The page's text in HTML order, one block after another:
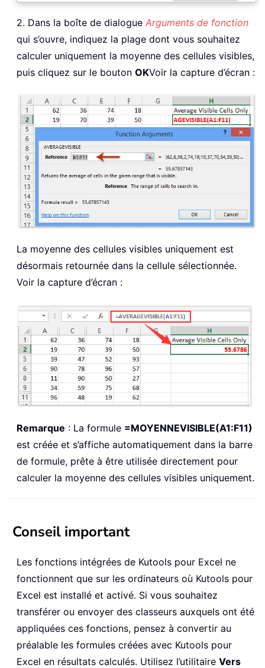
2. Dans la boîte de dialogue Arguments de fonction
qui s’ouvre, indiquez la plage dont vous souhaitez
calculer uniquement la moyenne des cellules visibles,
puis cliquez sur le bouton OKVoir la capture d’écran :
La moyenne des cellules visibles uniquement est
désormais retournée dans la cellule sélectionnée.
Voir la capture d’écran :
Remarque : La formule =MOYENNEVISIBLE(A1:F11)
est créée et s’affiche automatiquement dans la barre
de formule, prête à être utilisée directement pour
calculer la moyenne des cellules visibles uniquement.
Conseil important
Les fonctions intégrées de Kutools pour Excel ne
fonctionnent que sur les ordinateurs où Kutools pour
Excel est installé et activé. Si vous souhaitez
transférer ou envoyer des classeurs auxquels ont été
appliquées ces fonctions, pensez à convertir au
préalable les formules créées avec Kutools pour
Excel en résultats calculés. Utilisez l’utilitaire Vers